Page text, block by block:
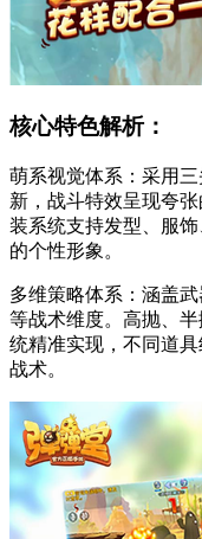
核心特色解析：
萌系视觉体系：采用
新，战斗特效呈现夸
装系统支持发型、服
的个性形象。
多维策略体系：涵盖
等战术维度。高抛、
统精准实现，不同道
战术。